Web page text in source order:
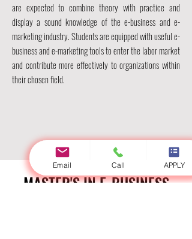
are expected to combine theory with practice and
display a sound knowledge of the e-business and e-
marketing industry. Students are equipped with useful e-
business and e-marketing tools to enter the labor market
and contribute more effectively to organizations within
their chosen field.
MASTER'S IN E-BUSINESS
Email Call APPLY